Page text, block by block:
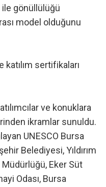
ile gönüllülüğü
model olduğunu
sertifikaları
ve konuklara
ikramlar sunuldu.
UNESCO Bursa
Belediyesi, Yıldırım
Eker Süt
Odası, Bursa